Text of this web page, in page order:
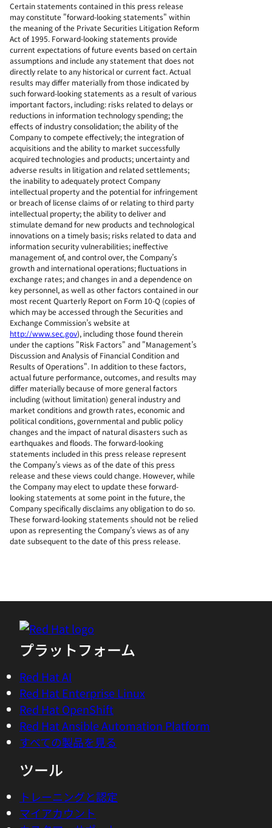
Certain statements contained in this press release
may constitute "forward-looking statements" within
the meaning of the Private Securities Litigation Reform
Act of 1995. Forward-looking statements provide
current expectations of future events based on certain
assumptions and include any statement that does not
directly relate to any historical or current fact. Actual
results may differ materially from those indicated by
such forward-looking statements as a result of various
important factors, including: risks related to delays or
reductions in information technology spending; the
effects of industry consolidation; the ability of the
Company to compete effectively; the integration of
acquisitions and the ability to market successfully
acquired technologies and products; uncertainty and
adverse results in litigation and related settlements;
the inability to adequately protect Company
intellectual property and the potential for infringement
or breach of license claims of or relating to third party
intellectual property; the ability to deliver and
stimulate demand for new products and technological
innovations on a timely basis; risks related to data and
information security vulnerabilities; ineffective
management of, and control over, the Company’s
growth and international operations; fluctuations in
exchange rates; and changes in and a dependence on
key personnel, as well as other factors contained in our
most recent Quarterly Report on Form 10-Q (copies of
which may be accessed through the Securities and
Exchange Commission’s website at
http://www.sec.gov), including those found therein
under the captions "Risk Factors" and "Management’s
Discussion and Analysis of Financial Condition and
Results of Operations". In addition to these factors,
actual future performance, outcomes, and results may
differ materially because of more general factors
including (without limitation) general industry and
market conditions and growth rates, economic and
political conditions, governmental and public policy
changes and the impact of natural disasters such as
earthquakes and floods. The forward-looking
statements included in this press release represent
the Company’s views as of the date of this press
release and these views could change. However, while
the Company may elect to update these forward-
looking statements at some point in the future, the
Company specifically disclaims any obligation to do so.
These forward-looking statements should not be relied
upon as representing the Company’s views as of any
date subsequent to the date of this press release.
プラットフォーム
Red Hat AI
Red Hat Enterprise Linux
Red Hat OpenShift
Red Hat Ansible Automation Platform
すべての製品を見る
ツール
トレーニングと認定
マイアカウント